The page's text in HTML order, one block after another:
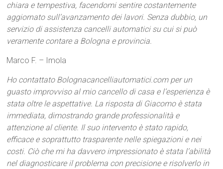
chiara e tempestiva, facendomi sentire costantemente
aggiornato sull’avanzamento dei lavori. Senza dubbio, un
servizio di assistenza cancelli automatici su cui si può
veramente contare a Bologna e provincia.
Marco F. – Imola
Ho contattato Bolognacancelliautomatici.com per un
guasto improvviso al mio cancello di casa e l’esperienza è
stata oltre le aspettative. La risposta di Giacomo è stata
immediata, dimostrando grande professionalità e
attenzione al cliente. Il suo intervento è stato rapido,
efficace e soprattutto trasparente nelle spiegazioni e nei
costi. Ciò che mi ha davvero impressionato è stata l’abilità
nel diagnosticare il problema con precisione e risolverlo in